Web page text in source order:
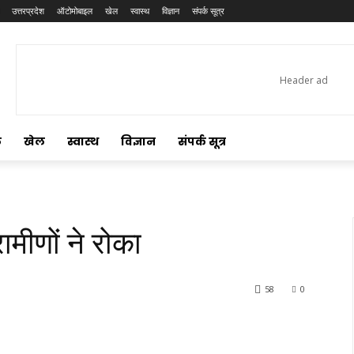
उत्तरप्रदेश ऑटोमोबाइल खेल स्वास्थ विज्ञान संपर्क सूत्र
खेल स्वास्थ विज्ञान संपर्क सूत्र
ने रोका
0
58